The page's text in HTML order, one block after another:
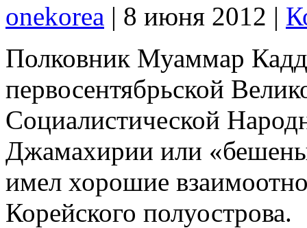
onekorea | 8 июня 2012 |
Полковник Муаммар
первосентябрьской
Социалистической
Джамахирии или
имел хорошие
Корейского полуострова.